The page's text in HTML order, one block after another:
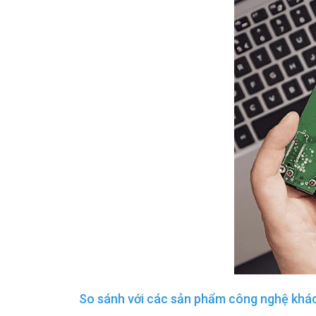
So sánh với các sản phẩm công nghệ